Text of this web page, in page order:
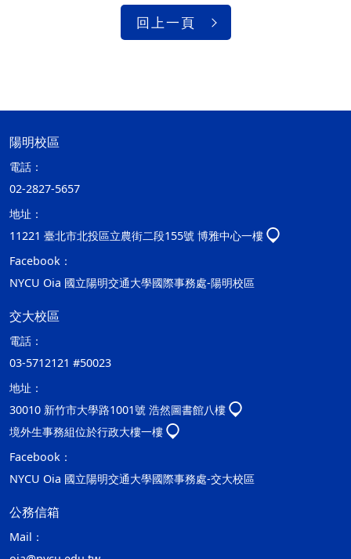
回上一頁
陽明校區
電話：
02-2827-5657
地址：
11221 臺北市北投區立農街二段155號 博雅中心一樓
Facebook：
NYCU Oia 國立陽明交通大學國際事務處-陽明校區
交大校區
電話：
03-5712121 #50023
地址：
30010 新竹市大學路1001號 浩然圖書館八樓
境外生事務組位於行政大樓一樓
Facebook：
NYCU Oia 國立陽明交通大學國際事務處-交大校區
公務信箱
Mail：